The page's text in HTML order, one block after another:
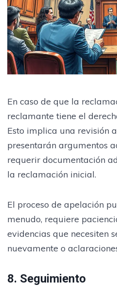
En caso de que la
reclamante tiene el
Esto implica una revisión
presentarán argumentos
requerir documentación
la reclamación inicial.
El proceso de apelación
menudo, requiere
evidencias que necesiten
nuevamente o
8. Seguimiento